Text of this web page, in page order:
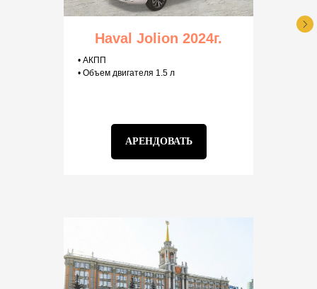
Haval Jolion 2024г.
• АКПП
• Объем двигателя 1.5 л
АРЕНДОВАТЬ